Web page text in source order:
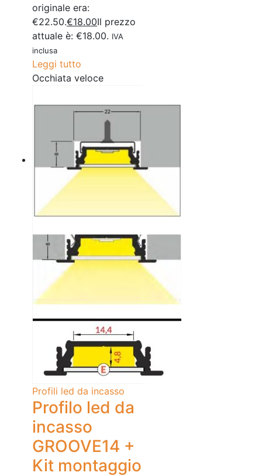
originale era:
€22.50.€18.00Il prezzo
attuale è: €18.00. IVA
inclusa
Leggi tutto
Occhiata veloce
Profili led da incasso
Profilo led da
incasso
GROOVE14 +
Kit montaggio